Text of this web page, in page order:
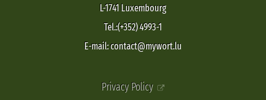
L-1741 Luxembourg
Tel.:(+352) 4993-1
E-mail: contact@mywort.lu
Privacy Policy